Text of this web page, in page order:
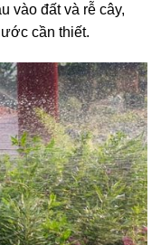
vào đất và rễ cây,
cần thiết.